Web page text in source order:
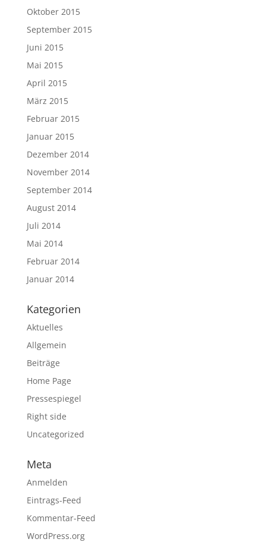
Oktober 2015
September 2015
Juni 2015
Mai 2015
April 2015
März 2015
Februar 2015
Januar 2015
Dezember 2014
November 2014
September 2014
August 2014
Juli 2014
Mai 2014
Februar 2014
Januar 2014
Kategorien
Aktuelles
Allgemein
Beiträge
Home Page
Pressespiegel
Right side
Uncategorized
Meta
Anmelden
Eintrags-Feed
Kommentar-Feed
WordPress.org